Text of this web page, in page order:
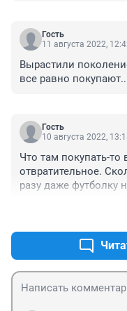
Гость
11 августа 2022,
Вырастили
все равно
Гость
10 августа 2022,
Что там покупать-то
отвратительное.
разу даже футболку